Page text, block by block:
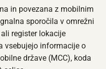
in povezana z mobilnim
sporočila v omrežni
register lokacije
vsebujejo informacije o
države (MCC), koda